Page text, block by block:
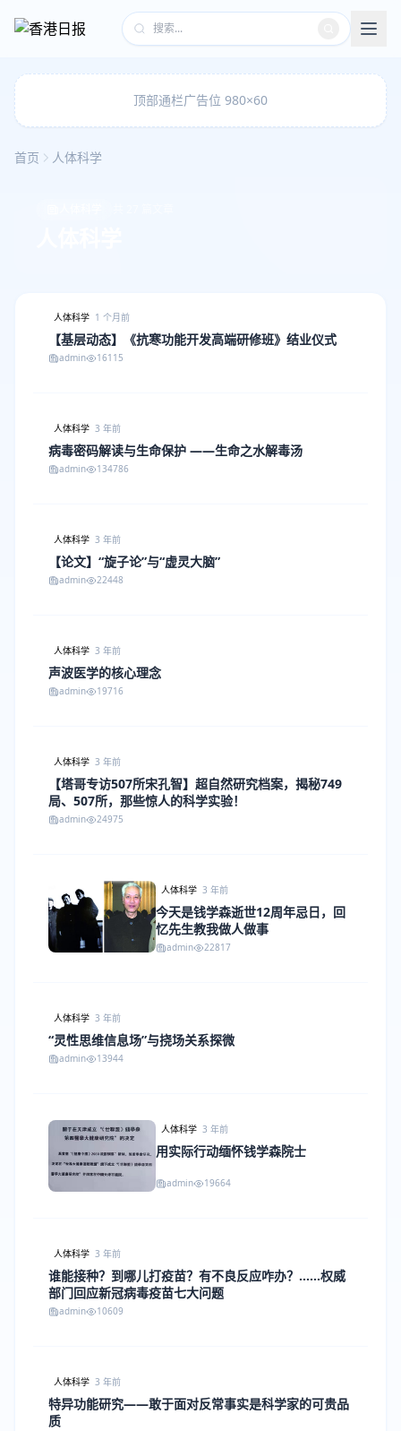
顶部通栏广告位 980×60
首页 人体科学
人体科学 1 个月前
【基层动态】《抗寒功能开发高端研修班》结业仪式
admin 16115
人体科学 3 年前
病毒密码解读与生命保护 ——生命之水解毒汤
admin 134786
人体科学 3 年前
【论文】“旋子论”与“虚灵大脑”
admin 22448
人体科学 3 年前
声波医学的核心理念
admin 19716
人体科学 3 年前
【塔哥专访507所宋孔智】超自然研究档案，揭秘749
局、507所，那些惊人的科学实验！
admin 24975
人体科学 3 年前
今天是钱学森逝世12周年忌日，回
忆先生教我做人做事
admin 22817
人体科学 3 年前
“灵性思维信息场”与挠场关系探微
admin 13944
人体科学 3 年前
用实际行动缅怀钱学森院士
admin 19664
人体科学 3 年前
谁能接种？到哪儿打疫苗？有不良反应咋办？……权威
部门回应新冠病毒疫苗七大问题
admin 10609
人体科学 3 年前
特异功能研究——敢于面对反常事实是科学家的可贵品
质